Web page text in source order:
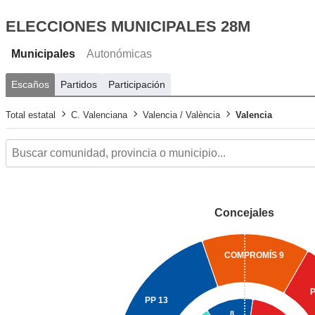
ELECCIONES MUNICIPALES 28M
Municipales Autonómicas
Escaños Partidos Participación
Total estatal C. Valenciana Valencia / València Valencia
Concejales
PP 13
COMPROMÍS 9